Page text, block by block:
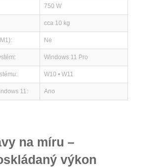
750 W
cca 10 kg
Ne
Windows 11 Pro
W10 • W11
11: Ano
na míru –
výkon